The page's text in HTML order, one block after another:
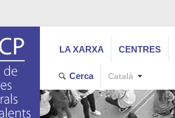
LA XARXA CENTRES
Cerca Català